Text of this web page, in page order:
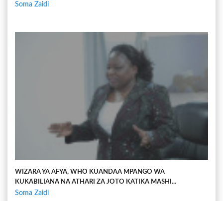
Soma Zaidi
WIZARA YA AFYA, WHO KUANDAA MPANGO WA
KUKABILIANA NA ATHARI ZA JOTO KATIKA MASHI...
Soma Zaidi